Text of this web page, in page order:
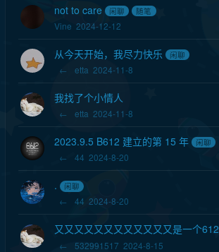
not to care 闲聊 随笔
Vine 2024-12-12
从今天开始，我尽力快乐 闲聊
← etta 2024-11-8
我找了个小情人
← etta 2024-11-8
2023.9.5 B612 建立的第 15 年 闲聊
← 44 2024-8-20
. 闲聊
← 44 2024-8-20
又又又又又又又又又又又又是一个612
← 532991517 2024-8-15